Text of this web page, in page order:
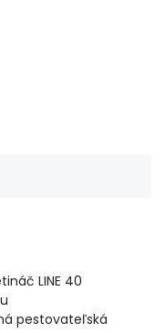
LINE 40
pestovateľská